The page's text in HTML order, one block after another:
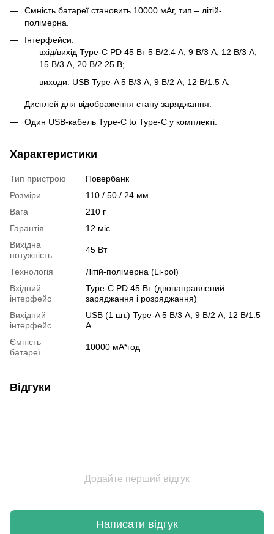
Ємність батареї становить 10000 мАг, тип – літій-
полімерна.
Інтерфейси:
вхід/вихід Type-C PD 45 Вт 5 В/2.4 А, 9 В/3 А, 12 В/3 А,
15 В/3 А, 20 В/2.25 В;
виходи: USB Type-A 5 В/3 А, 9 В/2 А, 12 В/1.5 А.
Дисплей для відображення стану заряджання.
Один USB-кабель Type-C to Type-C у комплекті.
Характеристики
Тип пристрою
Повербанк
Розміри
110 / 50 / 24 мм
Вага
210 г
Гарантія
12 міс.
Вихідна
потужність
45 Вт
Технологія
Літій-полімерна (Li-pol)
Вхідний
інтерфейс
Type-C PD 45 Вт (двонаправлений –
заряджання і розряджання)
Вихідний
інтерфейс
USB (1 шт.) Type-A 5 В/3 А, 9 В/2 А, 12 В/1.5
А
Ємність
батареї
10000 мА*год
Відгуки
Додайте перший відгук
Написати відгук